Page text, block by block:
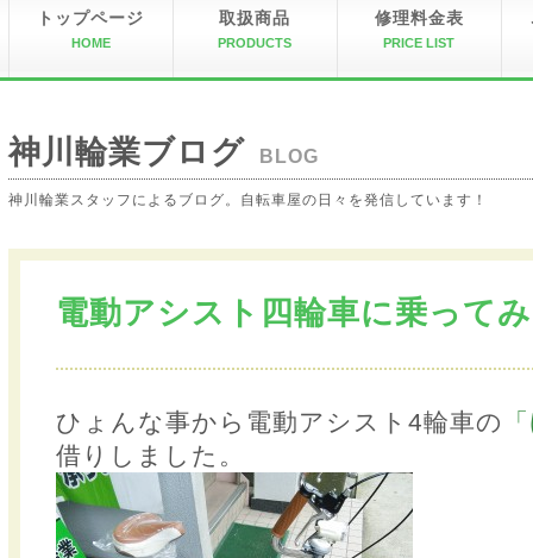
トップページ
HOME
取扱商品
PRODUCTS
修理料金表
PRICE LIST
神川輪業ブログ BLOG
神川輪業スタッフによるブログ。自転車屋の日々を発信しています！
電動アシスト四輪車に乗って
ひょんな事から電動アシスト4輪車の
借りしました。